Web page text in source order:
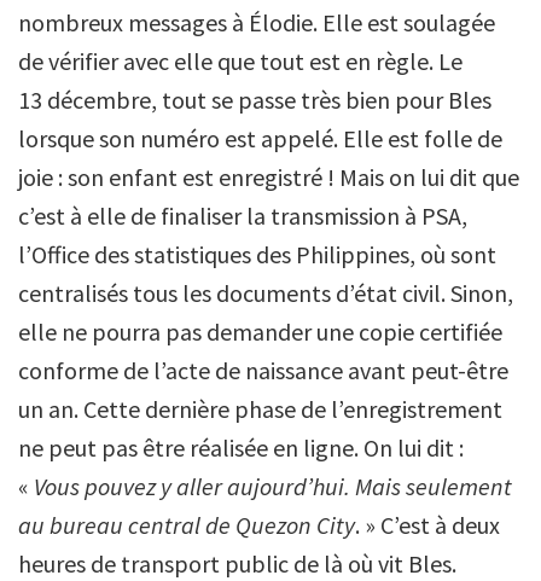
nombreux messages à Élodie. Elle est soulagée
de vérifier avec elle que tout est en règle. Le
13 décembre, tout se passe très bien pour Bles
lorsque son numéro est appelé. Elle est folle de
joie : son enfant est enregistré ! Mais on lui dit que
c’est à elle de finaliser la transmission à PSA,
l’Office des statistiques des Philippines, où sont
centralisés tous les documents d’état civil. Sinon,
elle ne pourra pas demander une copie certifiée
conforme de l’acte de naissance avant peut-être
un an. Cette dernière phase de l’enregistrement
ne peut pas être réalisée en ligne. On lui dit :
« Vous pouvez y aller aujourd’hui. Mais seulement
au bureau central de Quezon City. » C’est à deux
heures de transport public de là où vit Bles.